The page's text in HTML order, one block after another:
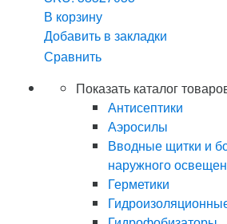
В корзину
Добавить в закладки
Сравнить
Показать каталог
Антисептики
Аэросилы
Вводные щитки и
наружного
Герметики